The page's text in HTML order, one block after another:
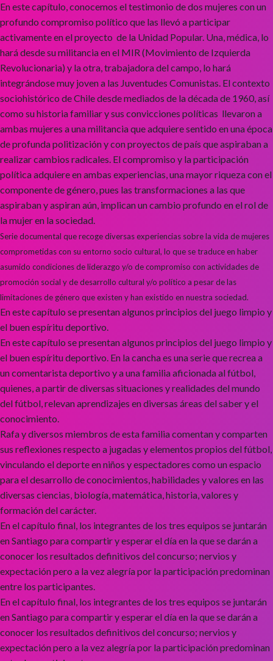
En este capítulo, conocemos el testimonio de dos mujeres con un
profundo compromiso político que las llevó a participar
activamente en el proyecto de la Unidad Popular. Una, médica, lo
hará desde su militancia en el MIR (Movimiento de Izquierda
Revolucionaria) y la otra, trabajadora del campo, lo hará
integrándose muy joven a las Juventudes Comunistas. El contexto
sociohistórico de Chile desde mediados de la década de 1960, así
como su historia familiar y sus convicciones políticas llevaron a
ambas mujeres a una militancia que adquiere sentido en una época
de profunda politización y con proyectos de país que aspiraban a
realizar cambios radicales. El compromiso y la participación
política adquiere en ambas experiencias, una mayor riqueza con el
componente de género, pues las transformaciones a las que
aspiraban y aspiran aún, implican un cambio profundo en el rol de
la mujer en la sociedad.
Serie documental que recoge diversas experiencias sobre la vida de mujeres
comprometidas con su entorno socio cultural, lo que se traduce en haber
asumido condiciones de liderazgo y/o de compromiso con actividades de
promoción social y de desarrollo cultural y/o político a pesar de las
limitaciones de género que existen y han existido en nuestra sociedad.
En este capítulo se presentan algunos principios del juego limpio y
el buen espíritu deportivo.
En este capítulo se presentan algunos principios del juego limpio y
el buen espíritu deportivo. En la cancha es una serie que recrea a
un comentarista deportivo y a una familia aficionada al fútbol,
quienes, a partir de diversas situaciones y realidades del mundo
del fútbol, relevan aprendizajes en diversas áreas del saber y el
conocimiento.
Rafa y diversos miembros de esta familia comentan y comparten
sus reflexiones respecto a jugadas y elementos propios del fútbol,
vinculando el deporte en niños y espectadores como un espacio
para el desarrollo de conocimientos, habilidades y valores en las
diversas ciencias, biología, matemática, historia, valores y
formación del carácter.
En el capítulo final, los integrantes de los tres equipos se juntarán
en Santiago para compartir y esperar el día en la que se darán a
conocer los resultados definitivos del concurso; nervios y
expectación pero a la vez alegría por la participación predominan
entre los participantes.
En el capítulo final, los integrantes de los tres equipos se juntarán
en Santiago para compartir y esperar el día en la que se darán a
conocer los resultados definitivos del concurso; nervios y
expectación pero a la vez alegría por la participación predominan